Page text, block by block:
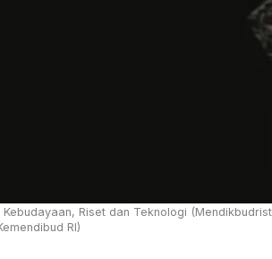
Kebudayaan, Riset dan Teknologi
RI)